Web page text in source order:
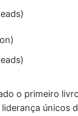
o primeiro
únicos